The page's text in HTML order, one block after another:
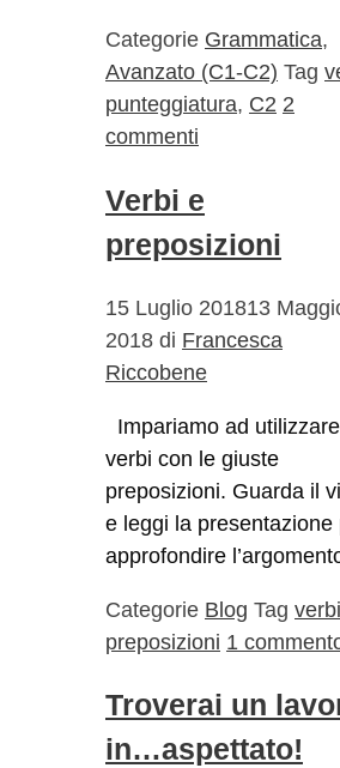
Categorie Grammatica,
Avanzato (C1-C2) Tag
punteggiatura, C2 2
commenti
Verbi e
preposizioni
15 Luglio 201813
2018 di Francesca
Riccobene
Impariamo ad
verbi con le giuste
preposizioni. Guarda il
e leggi la presentazione
approfondire
Categorie Blog Tag verbi
preposizioni 1
Troverai un
in…aspettato!